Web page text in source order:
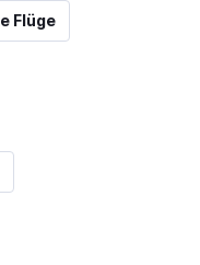
Flüge